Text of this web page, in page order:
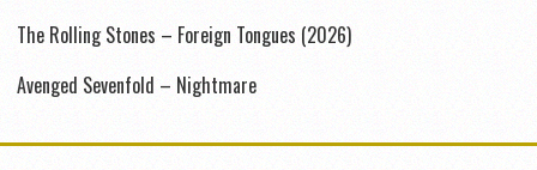
The Rolling Stones – Foreign Tongues (2026)
Avenged Sevenfold – Nightmare